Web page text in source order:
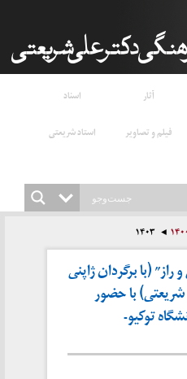
آثار
اسناد
فیلم و تصاویر
استاد شریعتی
۱۴۰۳
(با برگردان ژاپنی
با حضور
توکیو-